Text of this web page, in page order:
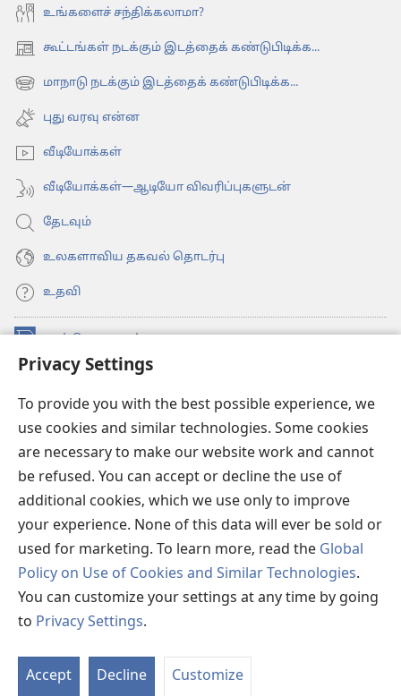
Privacy Settings
To provide you with the best possible experience, we
use cookies and similar technologies. Some cookies
are necessary to make our website work and cannot
be refused. You can accept or decline the use of
additional cookies, which we use only to improve
your experience. None of this data will ever be sold or
used for marketing. To learn more, read the Global
Policy on Use of Cookies and Similar Technologies.
You can customize your settings at any time by going
to Privacy Settings.
Accept Decline Customize
உங்களைச் சந்திக்கலாமா?
கூட்டங்கள் நடக்கும் இடத்தைக் கண்டுபிடிக்க...
(opens
new மாநாடு நடக்கும் இடத்தைக் கண்டுபிடிக்க...
(opens
new
window)
புது வரவு என்ன
வீடியோக்கள்
வீடியோக்கள்—ஆடியோ விவரிப்புகளுடன்
தேடவும்
உலகளாவிய தகவல் தொடர்பு
உதவி
நன்கொடைகள்
new
(opens
new
JW Hub®
window)JW லைப்ரரி
உவாட்ச்டவர் லைப்ரரி
Copyright© 2026 Watch Tower Bible and Tract Society of Pennsylvania.